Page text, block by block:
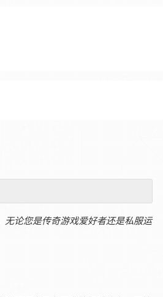
论您是传奇游戏爱好者还是私服运